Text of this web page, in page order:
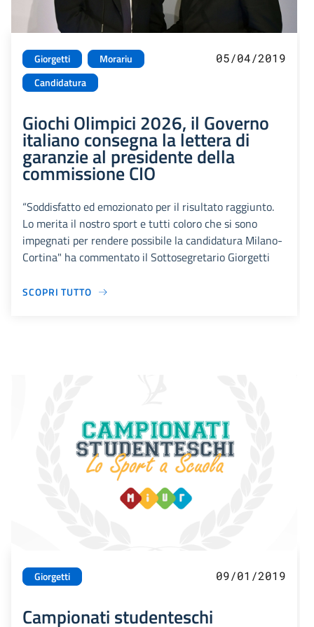
Giorgetti
Morariu
Candidatura
05/04/2019
Giochi Olimpici 2026, il Governo
italiano consegna la lettera di
garanzie al presidente della
commissione CIO
“Soddisfatto ed emozionato per il risultato raggiunto.
Lo merita il nostro sport e tutti coloro che si sono
impegnati per rendere possibile la candidatura Milano-
Cortina" ha commentato il Sottosegretario Giorgetti
SCOPRI TUTTO
Giorgetti 09/01/2019
Campionati studenteschi